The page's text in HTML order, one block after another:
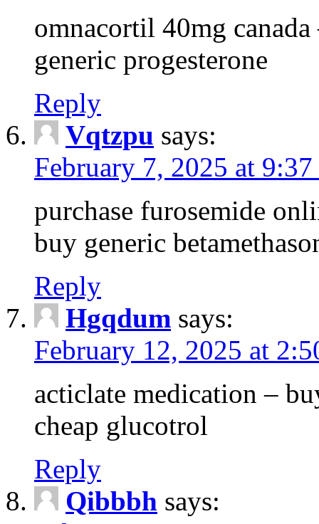
omnacortil 40mg
generic progesterone
Reply
Vqtzpu says:
February 7, 2025 at
purchase furosemide
buy generic
Reply
Hgqdum says:
February 12, 2025 at
acticlate medication –
cheap glucotrol
Reply
Qibbbh says: